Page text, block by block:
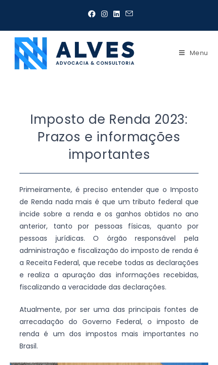
Menu
Imposto de Renda 2023:
Prazos e informações
importantes
Primeiramente, é preciso entender que o Imposto
de Renda nada mais é que um tributo federal que
incide sobre a renda e os ganhos obtidos no ano
anterior, tanto por pessoas físicas, quanto por
pessoas jurídicas. O órgão responsável pela
administração e fiscalização do imposto de renda é
a Receita Federal, que recebe todas as declarações
e realiza a apuração das informações recebidas,
fiscalizando a veracidade das declarações.
Atualmente, por ser uma das principais fontes de
arrecadação do Governo Federal, o imposto de
renda é um dos impostos mais importantes no
Brasil.